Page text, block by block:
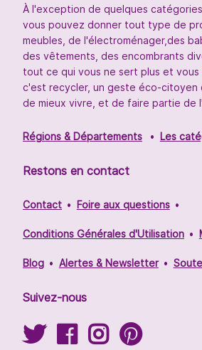
À l'exception de quelques
vous pouvez donner tout type de
meubles, de l'électroménager,des
des vêtements, des encombrants
tout ce qui vous ne sert plus et vous
c'est recycler, un geste éco-citoyen
de mieux vivre, et de faire partie de
Régions & Départements Les
Restons en contact
Contact Foire aux questions
Conditions Générales d'Utilisation
Blog Alertes & Newsletter
Suivez-nous